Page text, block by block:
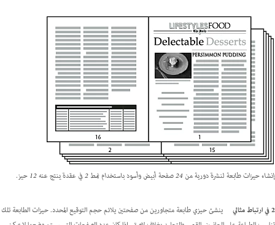
إنشاء حيزات طابعة لنشرة دورية من 24 صفحة أبيض وأسود باستخدام نمط 2 في عقدة ينتج عنه 12 حيز.
2 في ارتباط مثالي
ينشئ حيزي طابعة متجاورين من صفحتين يلائم حجم التوقيع المحدد. حيزات الطابعة تلك